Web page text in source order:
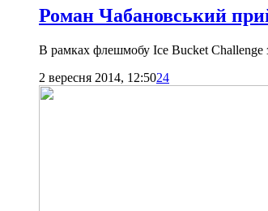
Роман Чабановський
В рамках флешмобу Ice Bucket Challenge
2 вересня 2014, 12:5024